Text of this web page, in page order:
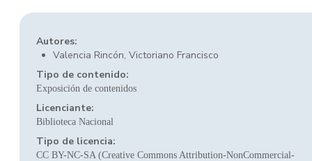
Autores:
Valencia Rincón, Victoriano Francisco
Tipo de contenido:
Exposición de contenidos
Licenciante:
Biblioteca Nacional
Tipo de licencia:
CC BY-NC-SA (Creative Commons Attribution-NonCommercial-